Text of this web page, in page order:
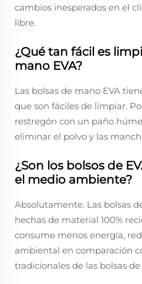
cambios inesperados en el
libre.
¿Qué tan fácil es
mano EVA?
Las bolsas de mano EVA
que son fáciles de limpiar.
restregón con un paño
eliminar el polvo y las
¿Son los bolsos de
el medio ambiente?
Absolutamente. Las bolsas
hechas de material 100%
consume menos energía,
ambiental en comparación
tradicionales de las bolsas